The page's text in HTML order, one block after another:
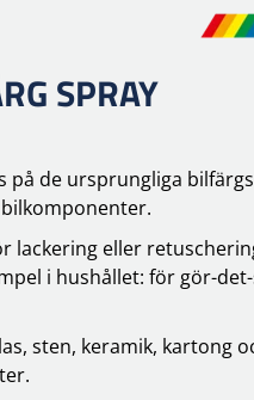
SPRAY
på de ursprungliga
lackering eller
i hushållet: för gör-
sten, keramik, kartong